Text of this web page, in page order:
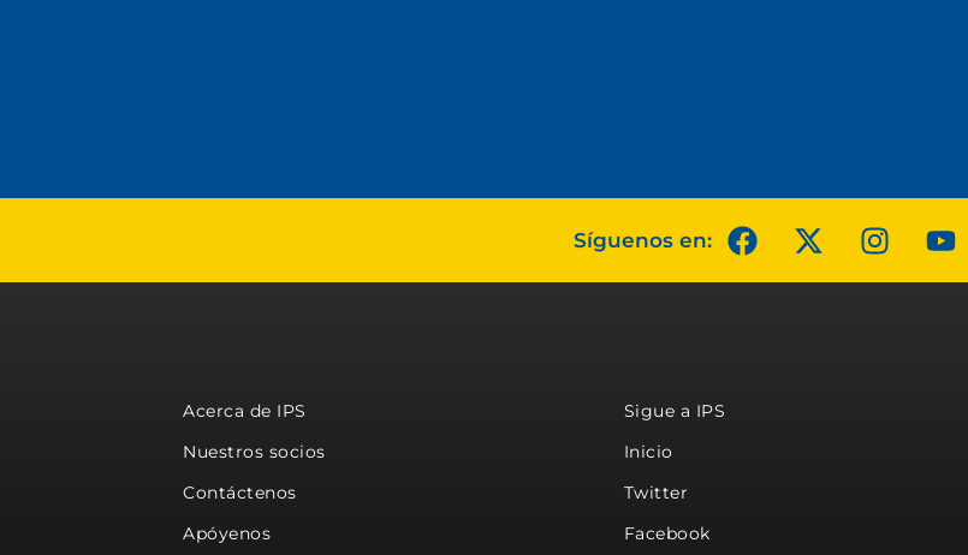
Síguenos en:
Acerca de IPS
Nuestros socios
Contáctenos
Apóyenos
Sigue a IPS
Inicio
Twitter
Facebook